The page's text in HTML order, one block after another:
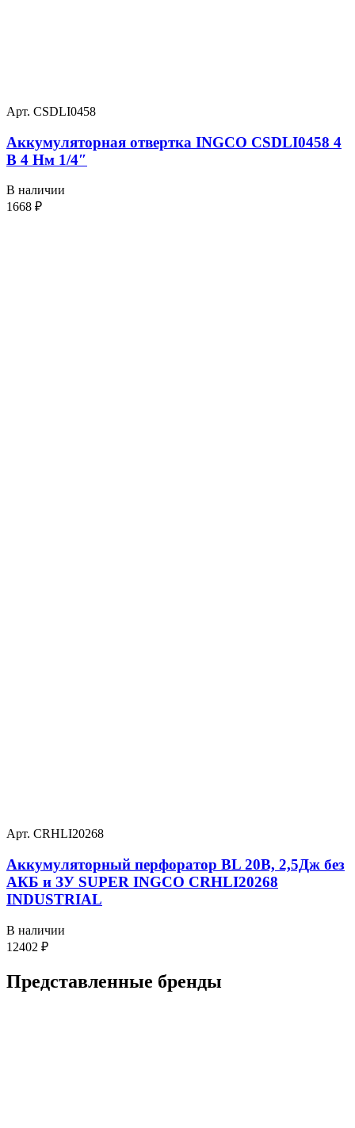
Арт. CSDLI0458
Аккумуляторная отвертка INGCO CSDLI0458 4
В 4 Нм 1/4″
В наличии
1668 ₽
Арт. CRHLI20268
Аккумуляторный перфоратор BL 20В, 2,5Дж без
АКБ и ЗУ SUPER INGCO CRHLI20268
INDUSTRIAL
В наличии
12402 ₽
Представленные бренды